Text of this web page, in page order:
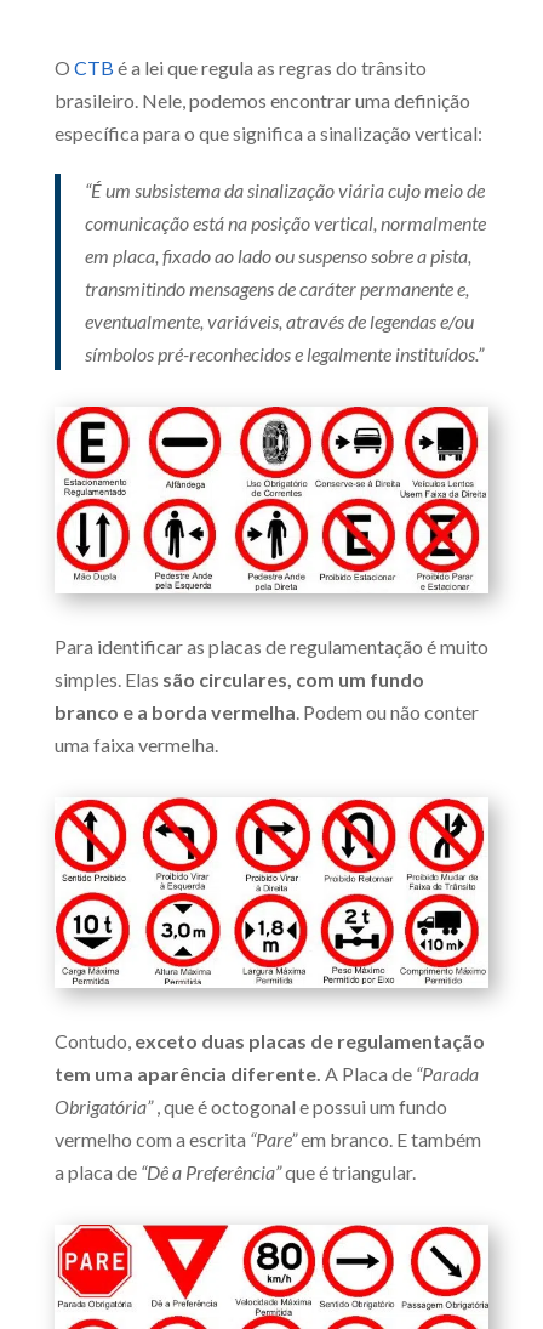
O CTB é a lei que regula as regras do trânsito
brasileiro. Nele, podemos encontrar uma definição
específica para o que significa a sinalização vertical:
“É um subsistema da sinalização viária cujo meio de
comunicação está na posição vertical, normalmente
em placa, fixado ao lado ou suspenso sobre a pista,
transmitindo mensagens de caráter permanente e,
eventualmente, variáveis, através de legendas e/ou
símbolos pré-reconhecidos e legalmente instituídos.”
Para identificar as placas de regulamentação é muito
simples. Elas são circulares, com um fundo
branco e a borda vermelha . Podem ou não conter
uma faixa vermelha.
Contudo, exceto duas placas de regulamentação
tem uma aparência diferente. A Placa de “Parada
Obrigatória”, que é octogonal e possui um fundo
vermelho com a escrita “Pare”em branco. E também
a placa de “Dê a Preferência”que é triangular.